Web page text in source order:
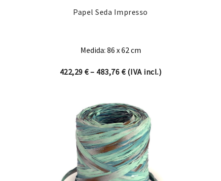
Papel Seda Impresso
Medida: 86 x 62 cm
422,29€– 483,76 €Price range: 422,29 €
(IVA incl.)